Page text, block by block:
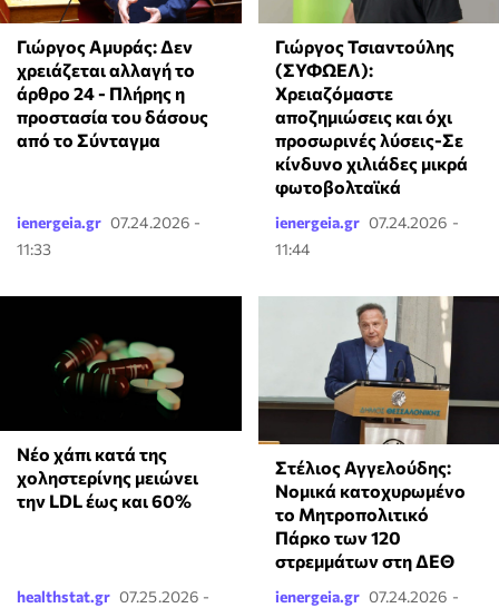
Γιώργος Αμυράς: Δεν
χρειάζεται αλλαγή το
άρθρο 24 - Πλήρης η
προστασία του δάσους
από το Σύνταγμα
ienergeia.gr 07.24.2026 -
11:33
Γιώργος Τσιαντούλης
(ΣΥΦΩΕΛ):
Χρειαζόμαστε
αποζημιώσεις και όχι
προσωρινές λύσεις-Σε
κίνδυνο χιλιάδες μικρά
φωτοβολταϊκά
ienergeia.gr 07.24.2026 -
11:44
Νέο χάπι κατά της
χοληστερίνης μειώνει
την LDL έως και 60%
healthstat.gr 07.25.2026 -
Στέλιος Αγγελούδης:
Νομικά κατοχυρωμένο
το Μητροπολιτικό
Πάρκο των 120
στρεμμάτων στη ΔΕΘ
ienergeia.gr 07.24.2026 -